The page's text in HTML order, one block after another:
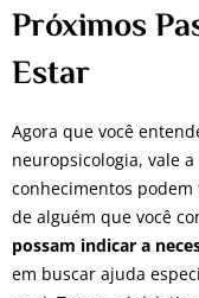
Próximos
Estar
Agora que você
neuropsicologia, vale
conhecimentos
de alguém que você
possam indicar a
em buscar ajuda